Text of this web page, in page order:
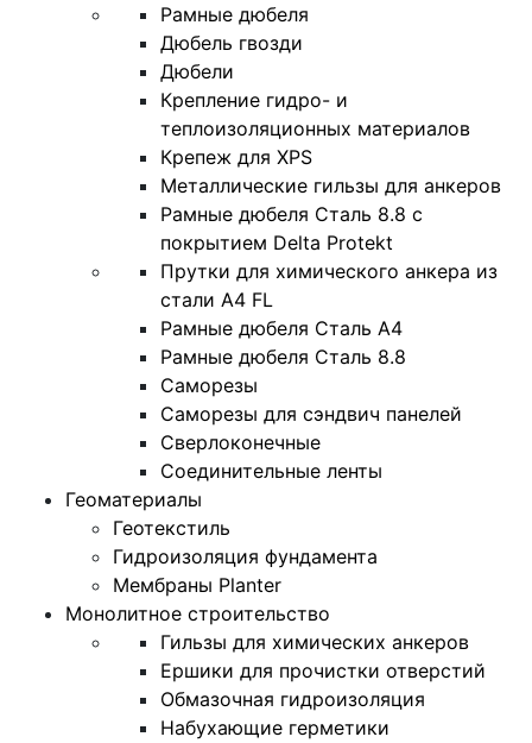
Рамные дюбеля
Дюбель гвозди
Дюбели
Крепление гидро- и
теплоизоляционных материалов
Крепеж для XPS
Металлические гильзы для анкеров
Рамные дюбеля Сталь 8.8 с
покрытием Delta Protekt
Прутки для химического анкера из
стали А4 FL
Рамные дюбеля Сталь A4
Рамные дюбеля Сталь 8.8
Саморезы
Саморезы для сэндвич панелей
Сверлоконечные
Соединительные ленты
Геоматериалы
Геотекстиль
Гидроизоляция фундамента
Мембраны Planter
Монолитное строительство
Гильзы для химических анкеров
Ершики для прочистки отверстий
Обмазочная гидроизоляция
Набухающие герметики